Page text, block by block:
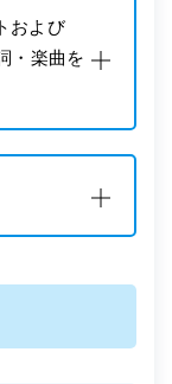
および
・楽曲を